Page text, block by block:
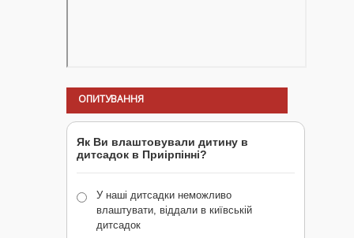
ОПИТУВАННЯ
Як Ви влаштовували дитину в
дитсадок в Приірпінні?
У наші дитсадки неможливо
влаштувати, віддали в київській
дитсадок